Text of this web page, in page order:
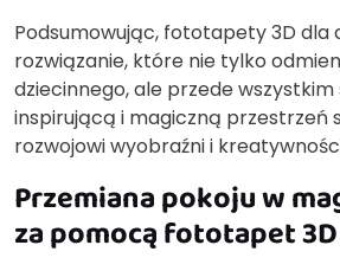
Podsumowując, fototapety 3D dla
rozwiązanie, które nie tylko
dziecinnego, ale przede
inspirującą i magiczną przestrzeń
rozwojowi wyobraźni i
Przemiana pokoju w
za pomocą fototapet 3D